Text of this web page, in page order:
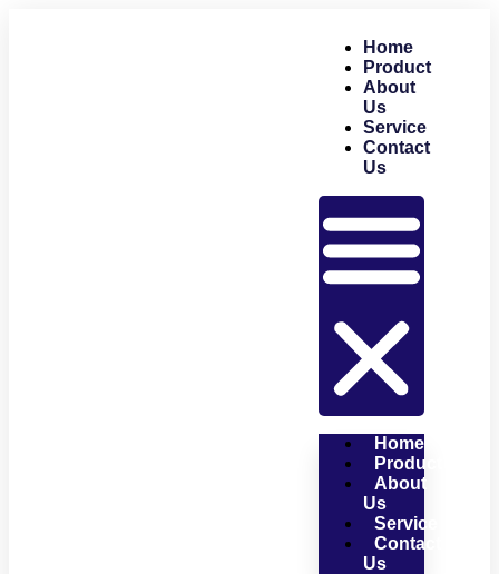
Home
Product
About
Us
Service
Contact
Us
Home
Product
About
Us
Service
Contact
Us